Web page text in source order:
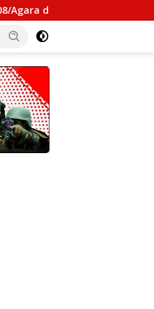
Percepat Penyelesaian